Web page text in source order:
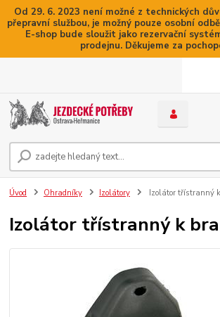
Od 29. 6. 2023 není možné z technických
přepravní službou, je možný pouze osobní
E-shop bude sloužit jako rezervační
prodejnu. Děkujeme za
Úvod Ohradníky Izolátory Izolátor třístranný
Izolátor třístranný k